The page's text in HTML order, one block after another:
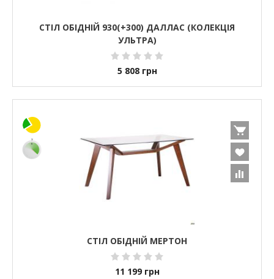
СТІЛ ОБІДНІЙ 930(+300) ДАЛЛАС (КОЛЕКЦІЯ
УЛЬТРА)
5 808 грн
СТІЛ ОБІДНІЙ МЕРТОН
11 199 грн